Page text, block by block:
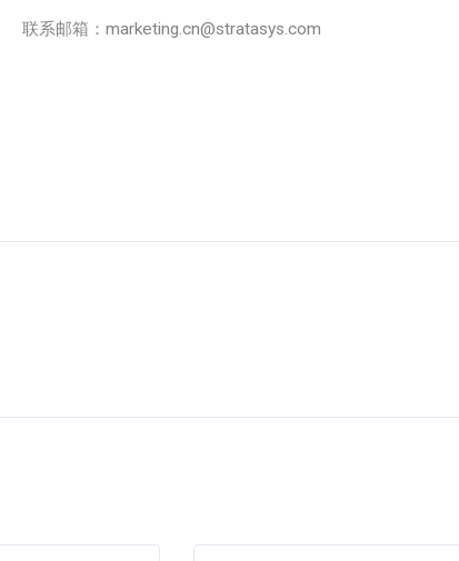
联系邮箱：marketing.cn@stratasys.com